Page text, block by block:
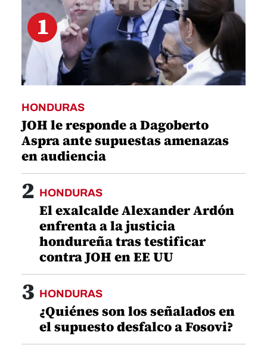
1
HONDURAS
JOH le responde a Dagoberto
Aspra ante supuestas amenazas
en audiencia
2 HONDURAS
El exalcalde Alexander Ardón
enfrenta a la justicia
hondureña tras testificar
contra JOH en EE UU
3 HONDURAS
¿Quiénes son los señalados en
el supuesto desfalco a Fosovi?